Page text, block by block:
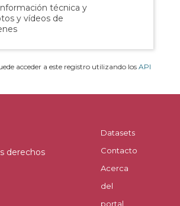
técnica y
y vídeos de
acceder a este registro utilizando los API
derechos
Datasets
Contacto
Acerca
del
portal